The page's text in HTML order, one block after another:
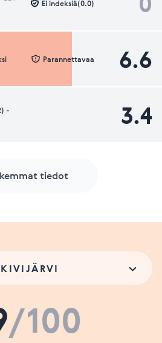
Ei indeksiä(0.0)
6.6
Parannettavaa
-
3.4
tiedot
KIVIJÄRVI
/100